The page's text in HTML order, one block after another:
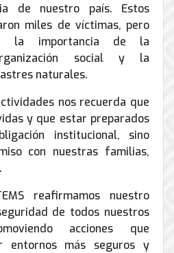
de nuestro país. Estos
miles de víctimas, pero
la importancia de la
social y la
naturales.
nos recuerda que
y que estar preparados
institucional, sino
con nuestras familias,
reafirmamos nuestro
de todos nuestros
acciones que
entornos más seguros y